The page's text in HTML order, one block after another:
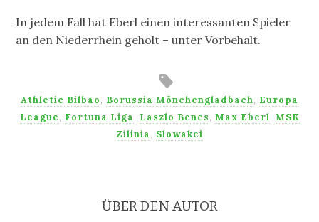
In jedem Fall hat Eberl einen interessanten Spieler
an den Niederrhein geholt – unter Vorbehalt.
Athletic Bilbao, Borussia Mönchengladbach, Europa
League, Fortuna Liga, Laszlo Benes, Max Eberl, MSK
Zilinia, Slowakei
ÜBER DEN AUTOR